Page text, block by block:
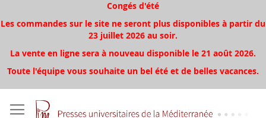
Congés d'été
Les commandes sur le site ne seront plus disponibles à partir du
23 juillet 2026 au soir.
La vente en ligne sera à nouveau disponible le 21 août 2026.
Toute l'équipe vous souhaite un bel été et de belles vacances.